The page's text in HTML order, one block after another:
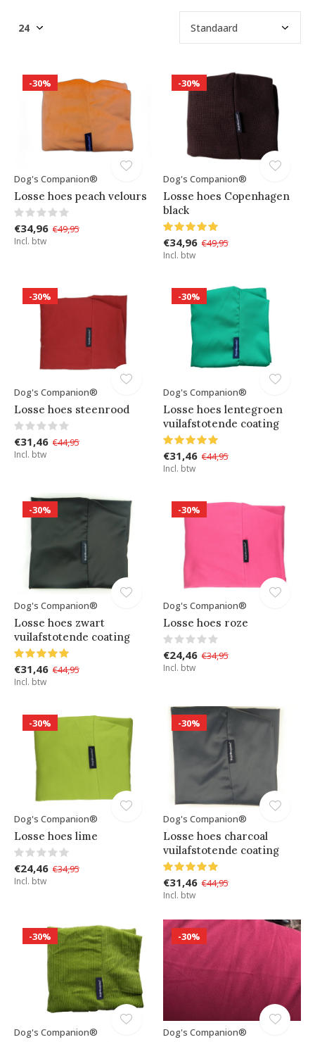
-30%
Dog's Companion®
Losse hoes peach velours
€34,96 €49,95
Incl. btw
-30%
Dog's Companion®
Losse hoes Copenhagen
black
€34,96 €49,95
Incl. btw
-30%
Dog's Companion®
Losse hoes steenrood
€31,46 €44,95
Incl. btw
-30%
Dog's Companion®
Losse hoes lentegroen
vuilafstotende coating
€31,46 €44,95
Incl. btw
-30%
Dog's Companion®
Losse hoes zwart
vuilafstotende coating
€31,46 €44,95
Incl. btw
-30%
Dog's Companion®
Losse hoes roze
€24,46 €34,95
Incl. btw
-30%
Dog's Companion®
Losse hoes lime
€24,46 €34,95
Incl. btw
-30%
Dog's Companion®
Losse hoes charcoal
vuilafstotende coating
€31,46 €44,95
Incl. btw
-30%
Dog's Companion®
-30%
Dog's Companion®